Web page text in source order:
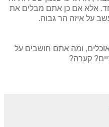
אלא אם כן אתם מבלים את
על איזה הר גבוה.
ומה אתם חושבים על
קערה?